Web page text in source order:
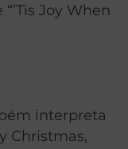
Joy When
interpreta
Christmas,